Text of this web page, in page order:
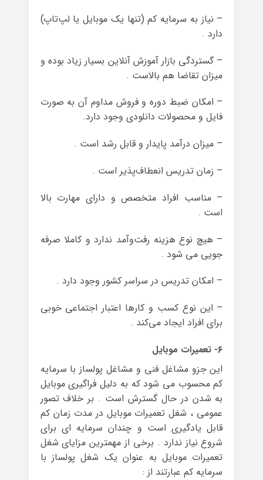
– نیاز به سرمایه کم (تنها یک موبایل یا لپ‌تاپ)
دارد .
– گستردگی بازار آموزش آنلاین بسیار زیاد بوده و
میزان تقاضا هم بالاست .
– امکان ضبط دوره و فروش مداوم آن به صورت
فایل و محصولات دانلودی وجود دارد.
– میزان درآمد پایدار و قابل رشد است .
– زمان تدریس انعطاف‌پذیر است .
– مناسب افراد متخصص و دارای مهارت بالا
است .
– هیچ نوع هزینه رفت‌وآمد ندارد و کاملا صرفه
جویی می شود .
– امکان تدریس در سراسر کشور وجود دارد .
– این نوع کسب و کارها اعتبار اجتماعی خوبی
برای افراد ایجاد می‌کند .
۶- تعمیرات موبایل
این جزو مشاغل فنی و مشاغل پولساز با سرمایه
کم محسوب می شود که به دلیل فراگیری موبایل
به شدن در حال گسترش است . بر خلاف تصور
عمومی ، شغل تعمیرات موبایل در مدت زمان کم
قابل یادگیری است و چندان سرمایه ای برای
شروع نیاز ندارد . برخی از مهمترین مزایای شغل
تعمیرات موبایل به عنوان یک شغل پولساز با
سرمایه کم عبارتند از :